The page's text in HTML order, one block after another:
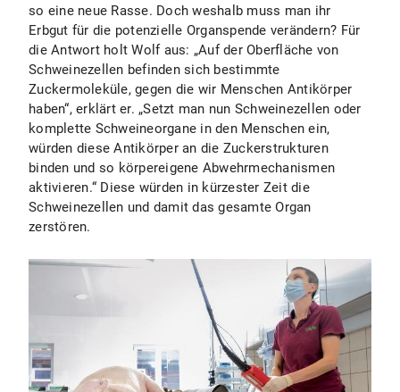
so eine neue Rasse. Doch weshalb muss man ihr
Erbgut für die potenzielle Organspende verändern? Für
die Antwort holt Wolf aus: „Auf der Oberfläche von
Schweinezellen befinden sich bestimmte
Zuckermoleküle, gegen die wir Menschen Antikörper
haben“, erklärt er. „Setzt man nun Schweinezellen oder
komplette Schweineorgane in den Menschen ein,
würden diese Antikörper an die Zuckerstrukturen
binden und so körpereigene Abwehrmechanismen
aktivieren.“ Diese würden in kürzester Zeit die
Schweinezellen und damit das gesamte Organ
zerstören.